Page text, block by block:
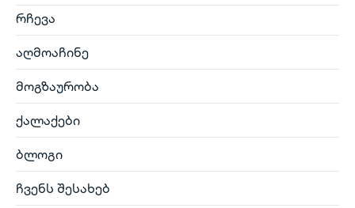
რჩევა
აღმოაჩინე
მოგზაურობა
ქალაქები
ბლოგი
ჩვენს შესახებ